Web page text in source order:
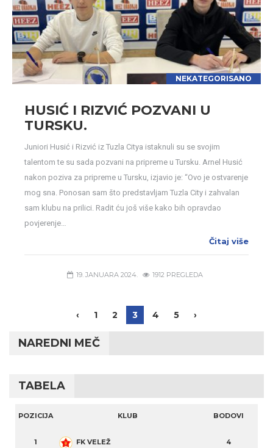
NEKATEGORISANO
HUSIĆ I RIZVIĆ POZVANI U
TURSKU.
Juniori Husić i Rizvić iz Tuzla Citya istaknuli su se svojim
talentom te su sada pozvani na pripreme u Tursku. Arnel Husić
nakon poziva za pripreme u Tursku, izjavio je: “Ovo je ostvarenje
mog sna. Ponosan sam što predstavljam Tuzla City i zahvalan
sam klubu na prilici. Radit ću još više kako bih opravdao
povjerenje…
Čitaj više
19. JANUARA 2024. 1912 PREGLEDA
‹ 1 2 3 4 5 ›
NAREDNI MEČ
TABELA
POZICIJA KLUB BODOVI
1 FK VELEŽ 4